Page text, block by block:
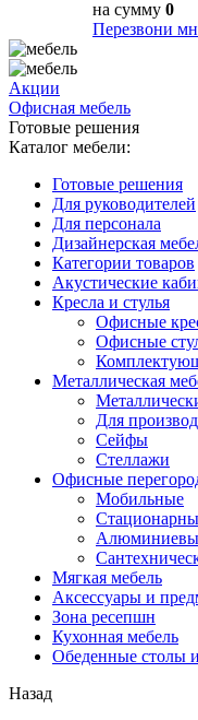
на сумму 0
Перезвони
Акции
Офисная мебель
Готовые решения
Каталог мебели:
Готовые решения
Для руководителей
Для персонала
Дизайнерская
Категории товаров
Акустические
Кресла и стулья
Офисные
Офисные
Металлическая
Для
Сейфы
Стеллажи
Офисные
Мобильные
Мягкая мебель
Аксессуары и
Зона ресепшн
Кухонная мебель
Обеденные столы и
Назад